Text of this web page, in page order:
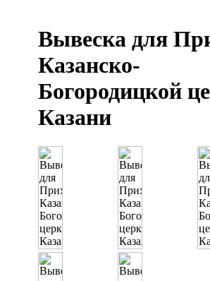
Вывеска для
Казанско-
Богородицкой
Казани